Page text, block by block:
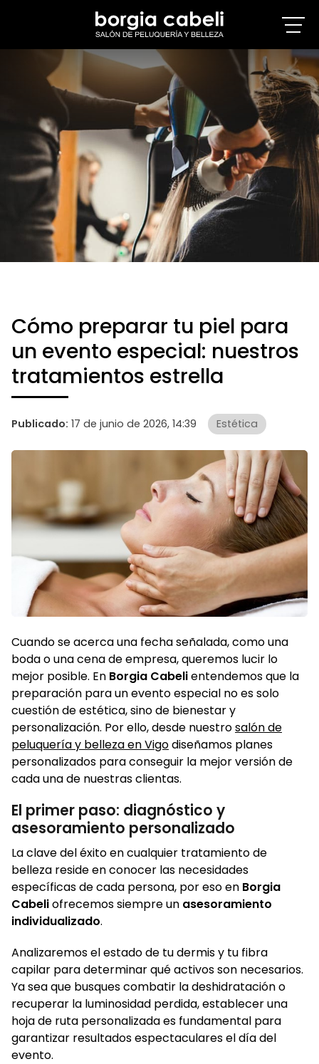
Cómo preparar tu piel para
un evento especial: nuestros
tratamientos estrella
Publicado: 17 de junio de 2026, 14:39 Estética
Cuando se acerca una fecha señalada, como una
boda o una cena de empresa, queremos lucir lo
mejor posible. En Borgia Cabelientendemos que la
preparación para un evento especial no es solo
cuestión de estética, sino de bienestar y
personalización. Por ello, desde nuestrosalón de
peluquería y belleza en Vigodiseñamos planes
personalizados para conseguir la mejor versión de
cada una de nuestras clientas.
El primer paso: diagnóstico y
asesoramiento personalizado
La clave del éxito en cualquier tratamiento de
belleza reside en conocer las necesidades
específicas de cada persona, por eso en Borgia
Cabeliofrecemos siempre un asesoramiento
individualizado.
Analizaremos el estado de tu dermis y tu fibra
capilar para determinar qué activos son necesarios.
Ya sea que busques combatir la deshidratación o
recuperar la luminosidad perdida, establecer una
hoja de ruta personalizada es fundamental para
garantizar resultados espectaculares el día del
evento.